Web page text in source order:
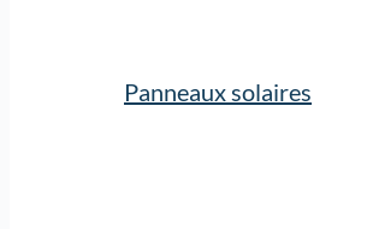
Panneaux solaires